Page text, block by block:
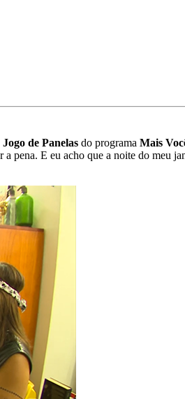
Jogo de Panelas do programa Mais
pena. E eu acho que a noite do meu